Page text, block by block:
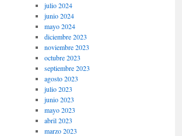
julio 2024
junio 2024
mayo 2024
diciembre 2023
noviembre 2023
octubre 2023
septiembre 2023
agosto 2023
julio 2023
junio 2023
mayo 2023
abril 2023
marzo 2023